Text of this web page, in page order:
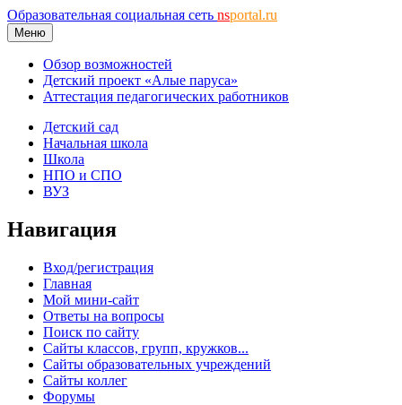
Образовательная социальная сеть nsportal.ru
Меню
Обзор возможностей
Детский проект «Алые паруса»
Аттестация педагогических работников
Детский сад
Начальная школа
Школа
НПО и СПО
ВУЗ
Навигация
Вход/регистрация
Главная
Мой мини-сайт
Ответы на вопросы
Поиск по сайту
Сайты классов, групп, кружков...
Сайты образовательных учреждений
Сайты коллег
Форумы